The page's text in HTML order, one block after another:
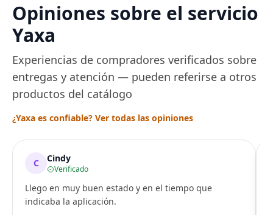
Opiniones sobre el servicio
Yaxa
Experiencias de compradores verificados sobre
entregas y atención — pueden referirse a otros
productos del catálogo
¿Yaxa es confiable? Ver todas las opiniones
C Cindy
Verificado
Llego en muy buen estado y en el tiempo que
indicaba la aplicación.